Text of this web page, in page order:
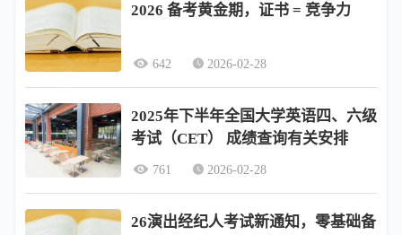
2026 备考黄金期，证书 = 竞争力
642 2026-02-28
2025年下半年全国大学英语四、六级
考试（CET） 成绩查询有关安排
761 2026-02-28
26演出经纪人考试新通知，零基础备